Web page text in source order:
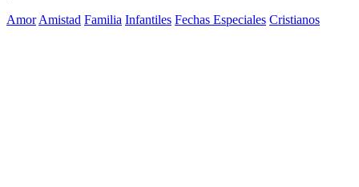
Amor Amistad Familia Infantiles Fechas Especiales Cristianos